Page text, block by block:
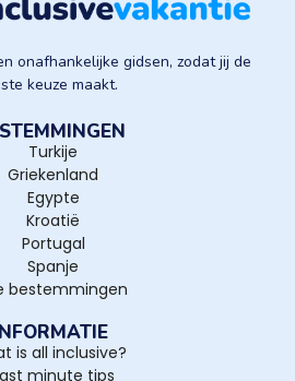
onafhankelijke gidsen, zodat jij de
keuze maakt.
Turkije
Griekenland
Egypte
Kroatië
Portugal
Spanje
bestemmingen
is all inclusive?
minute tips